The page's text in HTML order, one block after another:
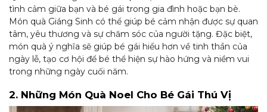
tình cảm giữa bạn và bé gái trong gia đình hoặc bạn bè.
Món quà Giáng Sinh có thể giúp bé cảm nhận được sự quan
tâm, yêu thương và sự chăm sóc của người tặng. Đặc biệt,
món quà ý nghĩa sẽ giúp bé gái hiểu hơn về tinh thần của
ngày lễ, tạo cơ hội để bé thể hiện sự hào hứng và niềm vui
trong những ngày cuối năm.
2. Những Món Quà Noel Cho Bé Gái Thú Vị